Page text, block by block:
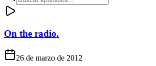
On the radio.
26 de marzo de 2012